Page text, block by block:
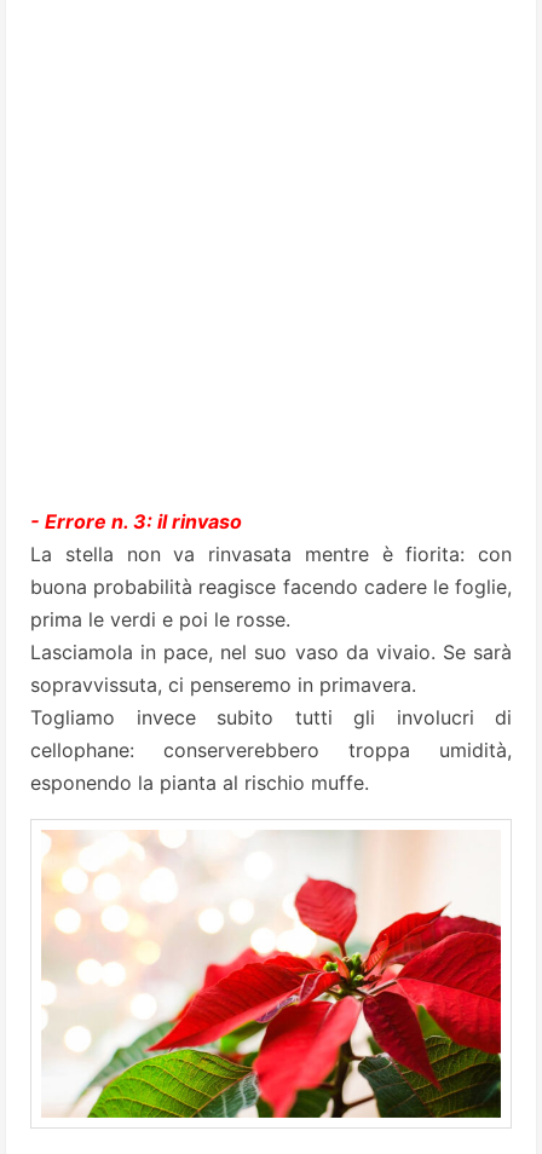
- Errore n. 3: il rinvaso
La stella non va rinvasata mentre è fiorita: con
buona probabilità reagisce facendo cadere le foglie,
prima le verdi e poi le rosse.
Lasciamola in pace, nel suo vaso da vivaio. Se sarà
sopravvissuta, ci penseremo in primavera.
Togliamo invece subito tutti gli involucri di
cellophane: conserverebbero troppa umidità,
esponendo la pianta al rischio muffe.